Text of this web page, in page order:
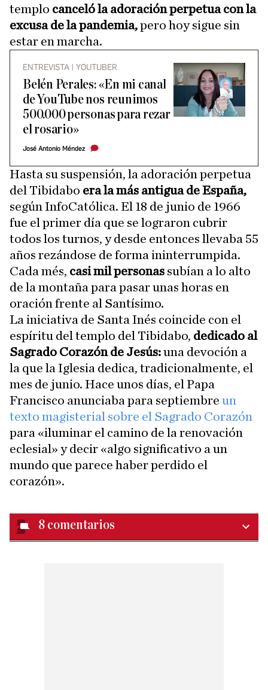
templo canceló la adoración perpetua con la
excusa de la pandemia,pero hoy sigue sin
estar en marcha.
ENTREVISTA | YOUTUBER
Belén Perales: «En mi canal
de YouTube nos reunimos
500.000 personas para rezar
el rosario»
José Antonio Méndez
Hasta su suspensión, la adoración perpetua
del Tibidabo era la más antigua de España,
según InfoCatólica. El 18 de junio de 1966
fue el primer día que se lograron cubrir
todos los turnos, y desde entonces llevaba 55
años rezándose de forma ininterrumpida.
Cada més, casi mil personas subían a lo alto
de la montaña para pasar unas horas en
oración frente al Santísimo.
La iniciativa de Santa Inés coincide con el
espíritu del templo del Tibidabo, dedicado al
Sagrado Corazón de Jesús:una devoción a
la que la Iglesia dedica, tradicionalmente, el
mes de junio. Hace unos días, el Papa
Francisco anunciaba para septiembre un
texto magisterial sobre el Sagrado Corazón
para «iluminar el camino de la renovación
eclesial» y decir «algo significativo a un
mundo que parece haber perdido el
corazón».
8 comentarios